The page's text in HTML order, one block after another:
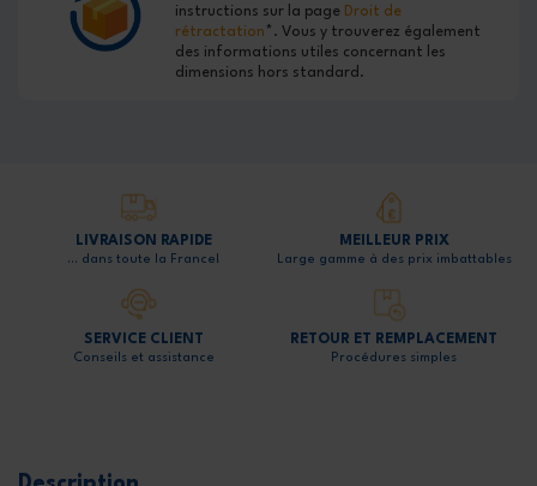
instructions sur la page Droit de
rétractation *. Vous y trouverez également
des informations utiles concernant les
dimensions hors standard.
LIVRAISON RAPIDE
… dans toute la France!
MEILLEUR PRIX
Large gamme à des prix imbattables
SERVICE CLIENT
Conseils et assistance
RETOUR ET REMPLACEMENT
Procédures simples